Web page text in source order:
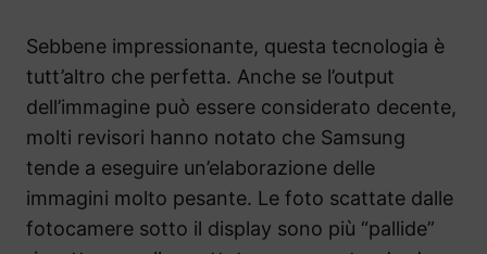
Sebbene impressionante, questa tecnologia è
tutt’altro che perfetta. Anche se l’output
dell’immagine può essere considerato decente,
molti revisori hanno notato che Samsung
tende a eseguire un’elaborazione delle
immagini molto pesante. Le foto scattate dalle
fotocamere sotto il display sono più “pallide”